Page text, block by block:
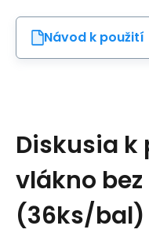
Návod k použití
Diskusia k
vlákno
(36ks/bal)